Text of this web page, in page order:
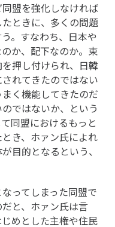
盟を強化しなければ
ときに、多くの問題
。すなわち、日本や
か、配下なのか。東
押し付けられ、日韓
れてきたのではない
く機能してきたのだ
ではないか、という
同盟におけるもっと
き、ホァン氏によれ
目的となるという、
ってしまった同盟で
と、ホァン氏は言
めとした主権や住民